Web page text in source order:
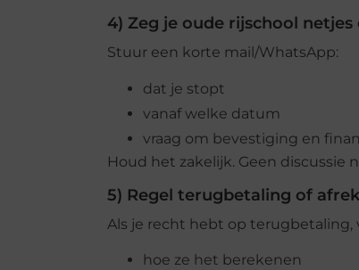
4) Zeg je oude rijschool
Stuur een korte mail/WhatsApp:
dat je stopt
vanaf welke datum
vraag om bevestiging en
Houd het zakelijk. Geen discussie
5) Regel terugbetaling of
Als je recht hebt op terugbetaling,
hoe ze het berekenen